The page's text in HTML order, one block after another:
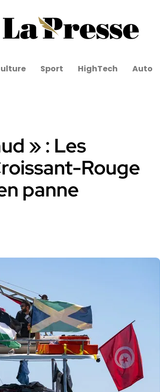
Sport HighTech Auto
» : Les
Rouge
panne